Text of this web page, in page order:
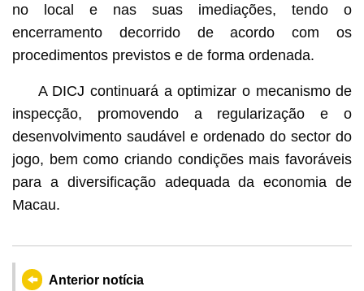
no local e nas suas imediações, tendo o
encerramento decorrido de acordo com os
procedimentos previstos e de forma ordenada.
A DICJ continuará a optimizar o mecanismo de
inspecção, promovendo a regularização e o
desenvolvimento saudável e ordenado do sector do
jogo, bem como criando condições mais favoráveis
para a diversificação adequada da economia de
Macau.
Anterior notícia